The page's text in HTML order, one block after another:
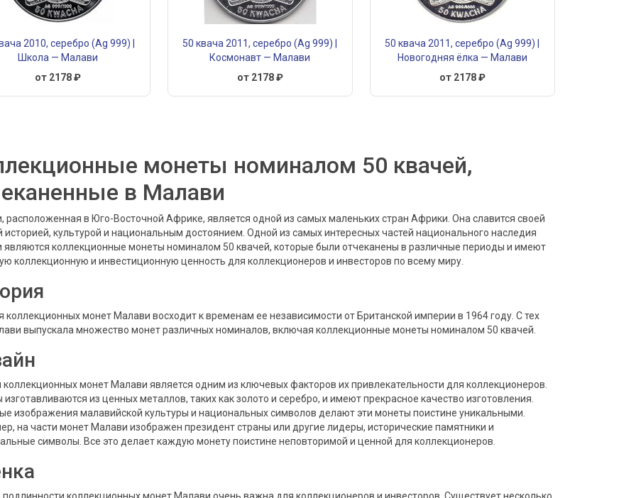
2010, серебро (Ag 999) |
Школа — Малави
от 2178 ₽
50 квача 2011, серебро (Ag 999) |
Космонавт — Малави
от 2178 ₽
50 квача 2011, серебро (Ag 999) |
Новогодняя ёлка — Малави
от 2178 ₽
монеты номиналом 50 квачей,
в Малави
расположенная в Юго-Восточной Африке, является одной из самых маленьких стран Африки. Она славится своей
историей, культурой и национальным достоянием. Одной из самых интересных частей национального наследия
коллекционные монеты номиналом 50 квачей, которые были отчеканены в различные периоды и имеют
коллекционную и инвестиционную ценность для коллекционеров и инвесторов по всему миру.
коллекционных монет Малави восходит к временам ее независимости от Британской империи в 1964 году. С тех
выпускала множество монет различных номиналов, включая коллекционные монеты номиналом 50 квачей.
монет Малави является одним из ключевых факторов их привлекательности для коллекционеров.
из ценных металлов, таких как золото и серебро, и имеют прекрасное качество изготовления.
изображения малавийской культуры и национальных символов делают эти монеты поистине уникальными.
на части монет Малави изображен президент страны или другие лидеры, исторические памятники и
символы. Все это делает каждую монету поистине неповторимой и ценной для коллекционеров.